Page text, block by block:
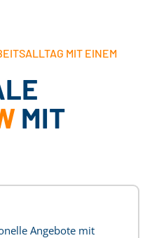
MIT EINEM
MIT
Angebote mit